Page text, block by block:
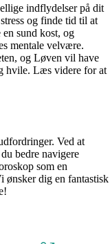
indflydelser på dit
og finde tid til at
sund kost, og
mentale velvære.
og Løven vil have
hvile. Læs videre for at
Ved at
bedre navigere
som en
ønsker dig en fantastisk